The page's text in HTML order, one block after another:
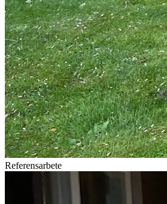
Referensarbete